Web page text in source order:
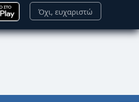
Όχι, ευχαριστώ